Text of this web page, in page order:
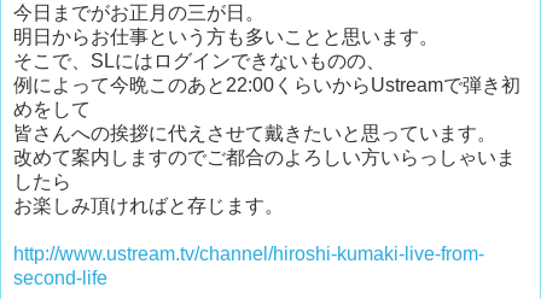
今日までがお正月の三が日。
明日からお仕事という方も多いことと思います。
そこで、SLにはログインできないものの、
例によって今晩このあと22:00くらいからUstreamで弾き初
めをして
皆さんへの挨拶に代えさせて戴きたいと思っています。
改めて案内しますのでご都合のよろしい方いらっしゃいま
したら
お楽しみ頂ければと存じます。
http://www.ustream.tv/channel/hiroshi-kumaki-live-from-
second-life